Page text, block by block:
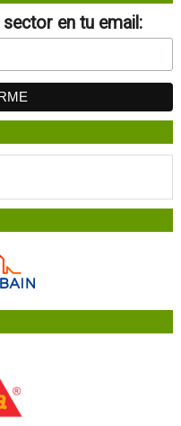
en tu email: